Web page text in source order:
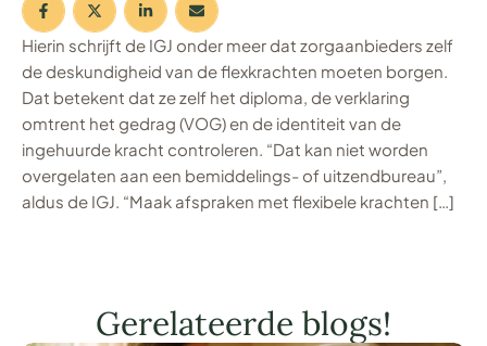
Hierin schrijft de IGJ onder meer dat zorgaanbieders zelf
de deskundigheid van de flexkrachten moeten borgen.
Dat betekent dat ze zelf het diploma, de verklaring
omtrent het gedrag (VOG) en de identiteit van de
ingehuurde kracht controleren. “Dat kan niet worden
overgelaten aan een bemiddelings- of uitzendbureau”,
aldus de IGJ. “Maak afspraken met flexibele krachten […]
Gerelateerde blogs!